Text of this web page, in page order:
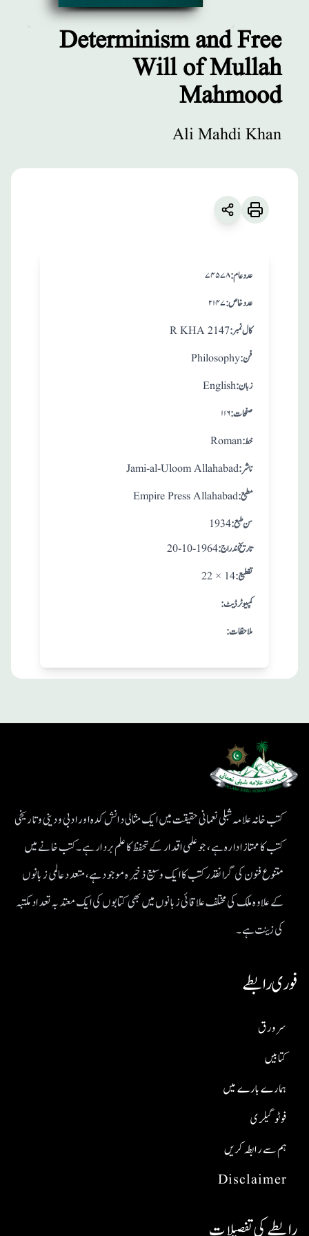
Determinism and Free
Will of Mullah
Mahmood
Ali Mahdi Khan
۷۴۵۷۸:عدد عام
۲۱۴۷:عدد خاص
R KHA 2147:کال نمبر
Philosophy :فن
English:زبان
۱۱۶ :صفحات
Roman:خط
Jami-al-Uloom Allahabad :ناشر
Empire Press Allahabad:مطبع
1934: سن طبع
20-10-1964: تاريخ اندراج
22 × 14 :تقطيع
:کمپیوٹر ڈیٹ
:ملاحظات
کتب خانہ علامہ شبلی نعمانی حقیقت میں ایک مثالی دانش کدہ اور ادبی ودینی و تاریخی
کتب کا ممتاز ادارہ ہے، جو علمی اقدار کے تحفظ کا علم بردار ہے۔کتب خانے میں
متنوع فنون کی گرانقدر کتب کا ایک وسیع ذخیرہ موجود ہے، متعدد عالمی زبانوں
کے علاوہ ملک کی مختلف علاقائی زبانوں میں بھی کتابوں کی ایک معتد بہ تعداد مکتبہ
کی زینت ہے۔
فوری رابطے
Disclaimer
ہم سے رابطہ کریں
فوٹو گیلری
ہمارے بارے میں
کتابیں
سر ورق
رابطے کی تفصیلات